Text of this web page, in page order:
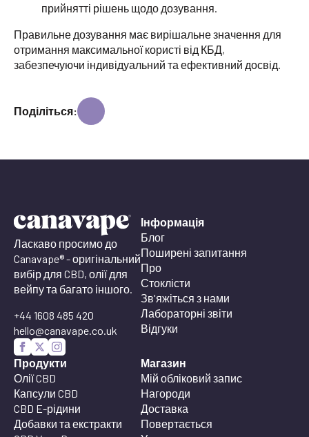
прийнятті рішень щодо дозування.
Правильне дозування має вирішальне значення для
отримання максимальної користі від КБД,
забезпечуючи індивідуальний та ефективний досвід.
Поділіться:
Ласкаво просимо до
Canavape® - оригінальний
вибір для CBD, олії для
вейпу та багато іншого.
+44 1608 485 420
hello@canavape.co.uk
Інформація
Блог
Поширені запитання
Про
Стоклісти
Зв'яжіться з нами
Лабораторні звіти
Відгуки
Продукти
Олії CBD
Капсули CBD
CBD E-рідини
Добавки та екстракти
Магазин
Мій обліковий запис
Нагороди
Доставка
Повертається